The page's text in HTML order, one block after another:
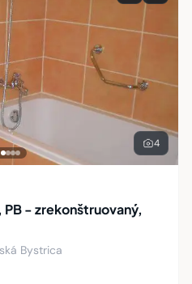
4
PB - zrekonštruovaný,
Bystrica